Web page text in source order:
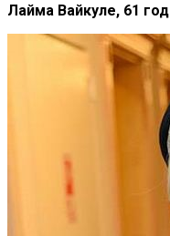
Лайма Вайкуле, 61 год